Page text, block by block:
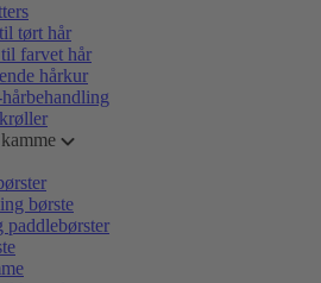
tørt hår
farvet hår
hårkur
børste
paddlebørster